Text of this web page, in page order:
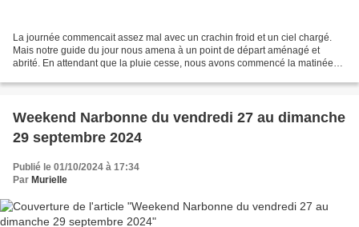
La journée commencait assez mal avec un crachin froid et un ciel chargé.
Mais notre guide du jour nous amena à un point de départ aménagé et
abrité. En attendant que la pluie cesse, nous avons commencé la matinée
Weekend Narbonne du vendredi 27 au dimanche
29 septembre 2024
Publié le 01/10/2024 à 17:34
Par Murielle